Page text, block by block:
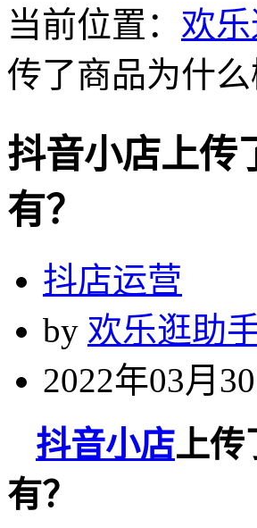
当前位置： 欢
传了商品为什
抖音小店上传
有？
抖店运营
by 欢乐逛助
2022年03月
抖音小店上传
有？